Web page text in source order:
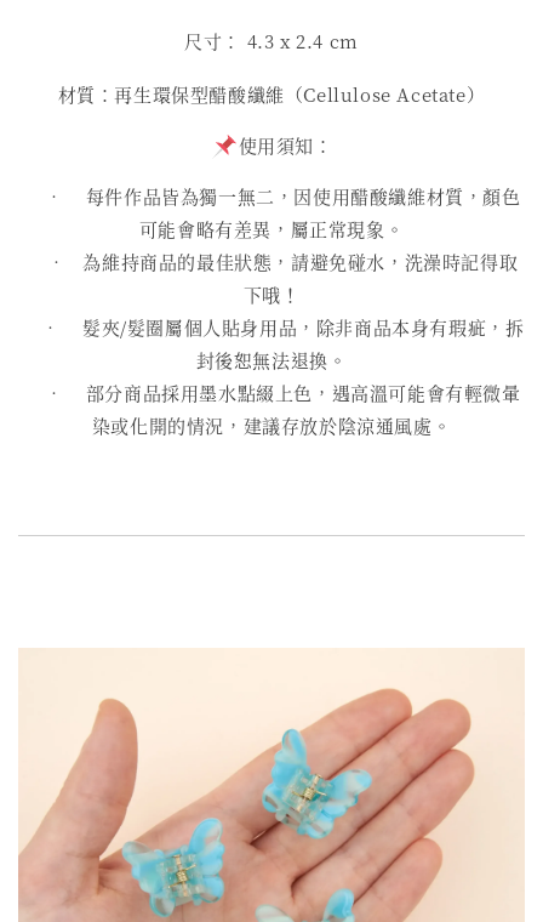
尺寸： 4.3 x 2.4 cm
材質：再生環保型醋酸纖維（Cellulose Acetate）
使用須知：
• 每件作品皆為獨一無二，因使用醋酸纖維材質，顏色
可能會略有差異，屬正常現象。
• 為維持商品的最佳狀態，請避免碰水，洗澡時記得取
下哦！
• 髮夾/髮圈屬個人貼身用品，除非商品本身有瑕疵，拆
封後恕無法退換。
• 部分商品採用墨水點綴上色，遇高溫可能會有輕微暈
染或化開的情況，建議存放於陰涼通風處。